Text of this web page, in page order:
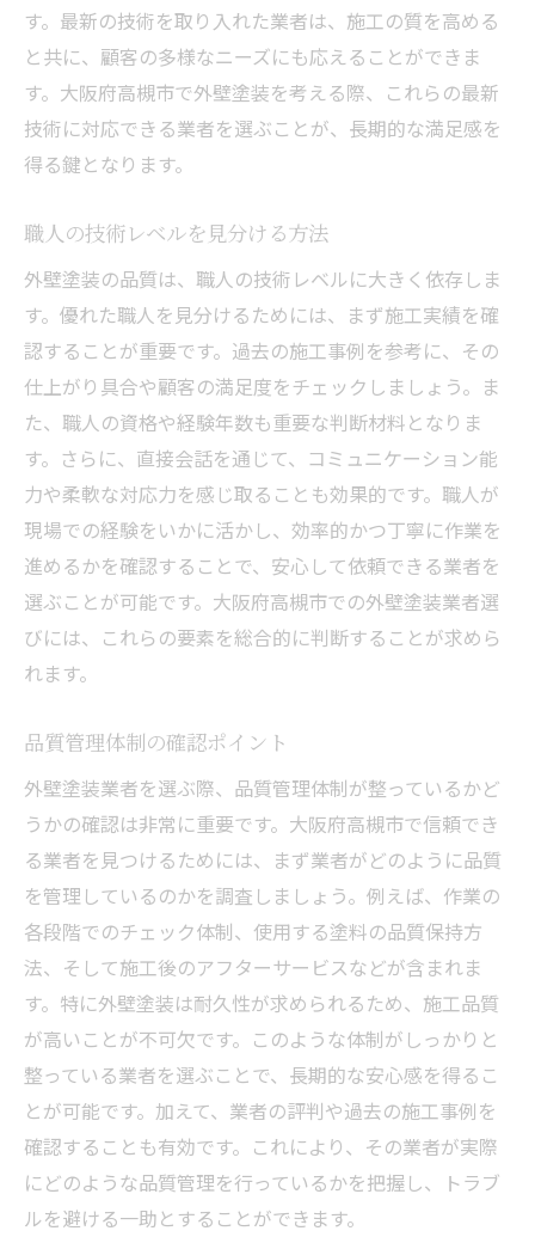
す。最新の技術を取り入れた業者は、施工の質を高める
と共に、顧客の多様なニーズにも応えることができま
す。大阪府高槻市で外壁塗装を考える際、これらの最新
技術に対応できる業者を選ぶことが、長期的な満足感を
得る鍵となります。
職人の技術レベルを見分ける方法
外壁塗装の品質は、職人の技術レベルに大きく依存しま
す。優れた職人を見分けるためには、まず施工実績を確
認することが重要です。過去の施工事例を参考に、その
仕上がり具合や顧客の満足度をチェックしましょう。ま
た、職人の資格や経験年数も重要な判断材料となりま
す。さらに、直接会話を通じて、コミュニケーション能
力や柔軟な対応力を感じ取ることも効果的です。職人が
現場での経験をいかに活かし、効率的かつ丁寧に作業を
進めるかを確認することで、安心して依頼できる業者を
選ぶことが可能です。大阪府高槻市での外壁塗装業者選
びには、これらの要素を総合的に判断することが求めら
れます。
品質管理体制の確認ポイント
外壁塗装業者を選ぶ際、品質管理体制が整っているかど
うかの確認は非常に重要です。大阪府高槻市で信頼でき
る業者を見つけるためには、まず業者がどのように品質
を管理しているのかを調査しましょう。例えば、作業の
各段階でのチェック体制、使用する塗料の品質保持方
法、そして施工後のアフターサービスなどが含まれま
す。特に外壁塗装は耐久性が求められるため、施工品質
が高いことが不可欠です。このような体制がしっかりと
整っている業者を選ぶことで、長期的な安心感を得るこ
とが可能です。加えて、業者の評判や過去の施工事例を
確認することも有効です。これにより、その業者が実際
にどのような品質管理を行っているかを把握し、トラブ
ルを避ける一助とすることができます。